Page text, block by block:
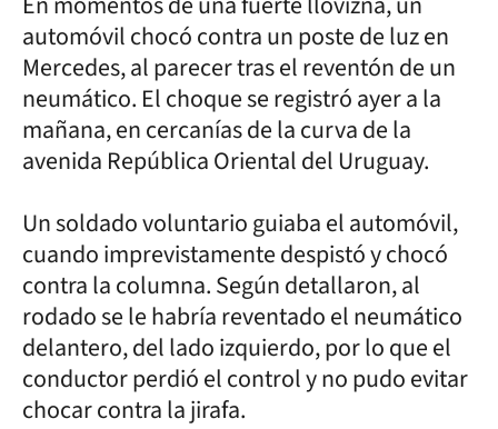
automóvil chocó contra un poste de luz en
Mercedes, al parecer tras el reventón de un
neumático. El choque se registró ayer a la
mañana, en cercanías de la curva de la
avenida República Oriental del Uruguay.
Un soldado voluntario guiaba el automóvil,
cuando imprevistamente despistó y chocó
contra la columna. Según detallaron, al
rodado se le habría reventado el neumático
delantero, del lado izquierdo, por lo que el
conductor perdió el control y no pudo evitar
chocar contra la jirafa.